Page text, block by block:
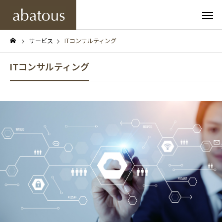
サービス ITコンサルティング
ITコンサルティング